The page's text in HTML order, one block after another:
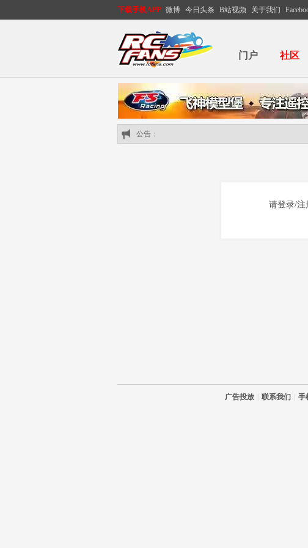
下载手机APP 微博 今日头条 B站视频 关于我们
门户 社区
公告：
请登录/注
广告投放 联系我们 手